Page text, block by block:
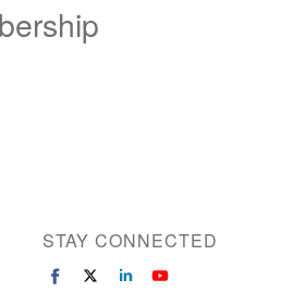
STAY CONNECTED